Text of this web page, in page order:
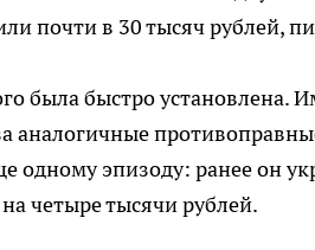
почти в 30 тысяч рублей,
была быстро установлена.
аналогичные
одному эпизоду: ранее он
четыре тысячи рублей.